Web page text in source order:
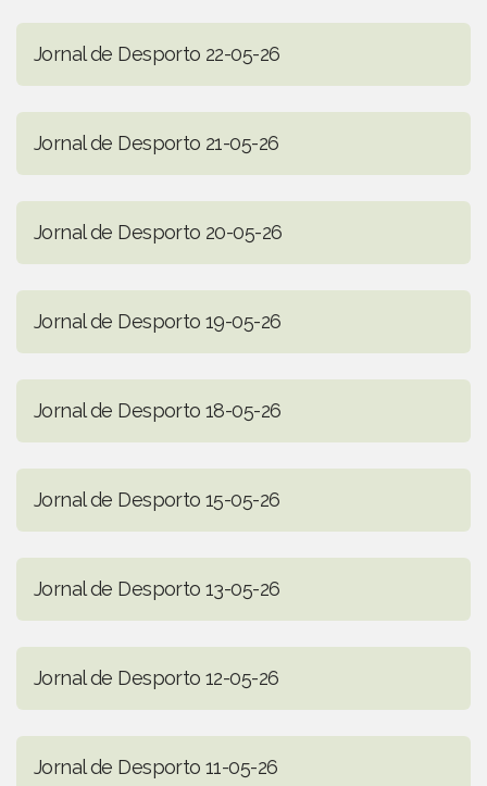
Jornal de Desporto 22-05-26
Jornal de Desporto 21-05-26
Jornal de Desporto 20-05-26
Jornal de Desporto 19-05-26
Jornal de Desporto 18-05-26
Jornal de Desporto 15-05-26
Jornal de Desporto 13-05-26
Jornal de Desporto 12-05-26
Jornal de Desporto 11-05-26